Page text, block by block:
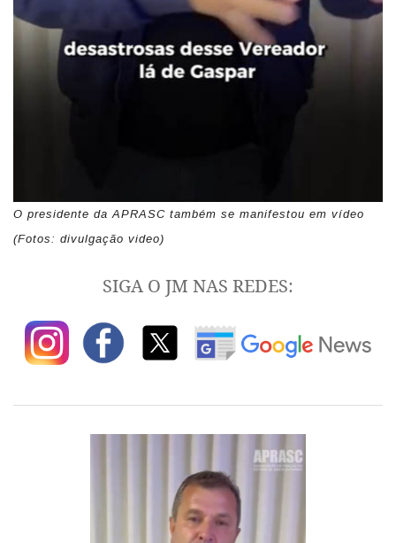
O presidente da APRASC também se manifestou em vídeo
(Fotos: divulgação video)
SIGA O JM NAS REDES: